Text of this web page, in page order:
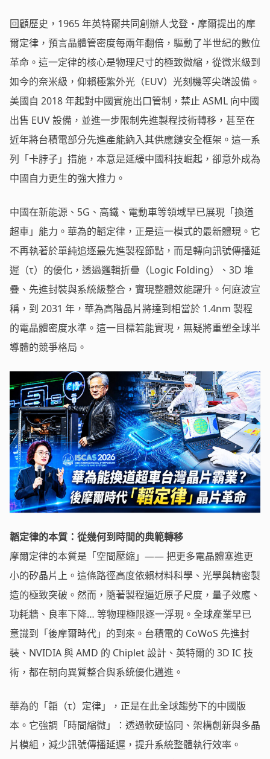
回顧歷史，1965 年英特爾共同創辦人戈登・摩爾提出的摩
爾定律，預言晶體管密度每兩年翻倍，驅動了半世紀的數位
革命。這一定律的核心是物理尺寸的極致微縮，從微米級到
如今的奈米級，仰賴極紫外光（EUV）光刻機等尖端設備。
美國自 2018 年起對中國實施出口管制，禁止 ASML 向中國
出售 EUV 設備，並進一步限制先進製程技術轉移，甚至在
近年將台積電部分先進產能納入其供應鏈安全框架。這一系
列「卡脖子」措施，本意是延緩中國科技崛起，卻意外成為
中國自力更生的強大推力。
中國在新能源、5G、高鐵、電動車等領域早已展現「換道
超車」能力。華為的韜定律，正是這一模式的最新體現。它
不再執著於單純追逐最先進製程節點，而是轉向訊號傳播延
遲（τ）的優化，透過邏輯折疊（Logic Folding）、3D 堆
疊、先進封裝與系統級整合，實現整體效能躍升。何庭波宣
稱，到 2031 年，華為高階晶片將達到相當於 1.4nm 製程
的電晶體密度水準。這一目標若能實現，無疑將重塑全球半
導體的競爭格局。
韜定律的本質：從幾何到時間的典範轉移
摩爾定律的本質是「空間壓縮」—— 把更多電晶體塞進更
小的矽晶片上。這條路徑高度依賴材料科學、光學與精密製
造的極致突破。然而，隨著製程逼近原子尺度，量子效應、
功耗牆、良率下降… 等物理極限逐一浮現。全球產業早已
意識到「後摩爾時代」的到來。台積電的 CoWoS 先進封
裝、NVIDIA 與 AMD 的 Chiplet 設計、英特爾的 3D IC 技
術，都在朝向異質整合與系統優化邁進。
華為的「韜（τ）定律」，正是在此全球趨勢下的中國版
本。它強調「時間縮微」：透過軟硬協同、架構創新與多晶
片模組，減少訊號傳播延遲，提升系統整體執行效率。